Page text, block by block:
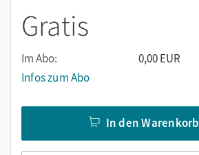
Gratis
Im Abo:
0,00 EUR
Infos zum Abo
In den Warenkorb